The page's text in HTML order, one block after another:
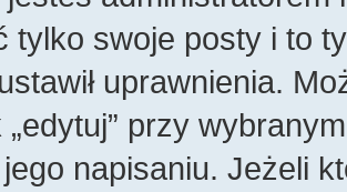
tylko swoje posty i to
uprawnienia.
„edytuj” przy
napisaniu. Jeżeli